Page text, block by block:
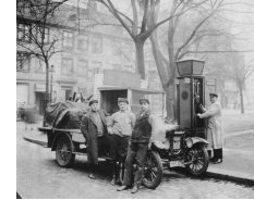
PRIVATUMZUG
BÜROUMZUG
LAGERUNG
KONTAKT